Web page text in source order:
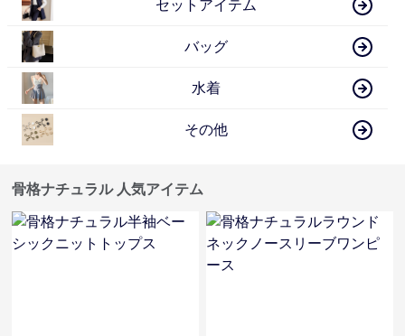
セットアイテム
バッグ
水着
その他
骨格ナチュラル 人気アイテム